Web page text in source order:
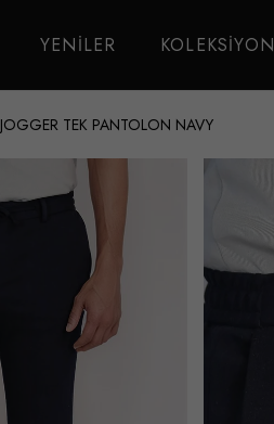
YENİLER KOLEKSİYON
JOGGER TEK PANTOLON NAVY